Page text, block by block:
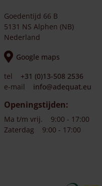
Goedentijd 66 B
5131 NS Alphen (NB)
Nederland
Google maps
tel
+31 (0)13-508 2536
e-mail
info@adequat.eu
Openingstijden:
Ma t/m vrij.
9:00 - 17:00
Zaterdag
9:00 - 17:00